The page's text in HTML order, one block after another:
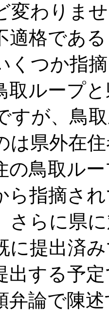
変わりま
適格であ
くつか指
取ループ
すが、鳥
は県外在
の鳥取ル
ら指摘さ
さらに県
に提出済
出する予
弁論で陳